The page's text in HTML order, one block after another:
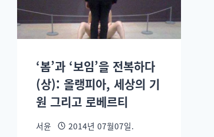
‘봄’과 ‘보임’을 전복하다
(상): 올랭피아, 세상의 기
원 그리고 로베르티
서윤 2014년 07월07일.